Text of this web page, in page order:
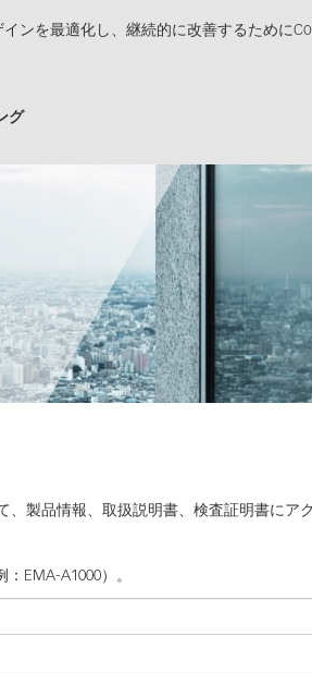
ンを最適化し、継続的に改善するために
グ
ューション 販売チャネル
、製品情報、取扱説明書、検査証明書にア
EMA-A1000）。